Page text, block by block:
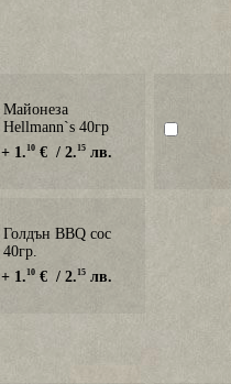
Майонеза
Hellmann`s 40гр
+ 1.10 € / 2.15 лв.
Голдън BBQ сос
40гр.
+ 1.10 € / 2.15 лв.